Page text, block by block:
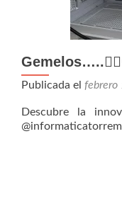
Publicada el febrero
Descubre la